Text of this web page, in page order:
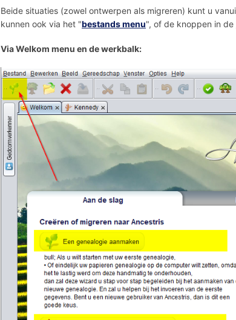
Beide situaties (zowel ontwerpen als migreren) kunt u
kunnen ook via het "bestands menu", of de knoppen in de
Via Welkom menu en de werkbalk: